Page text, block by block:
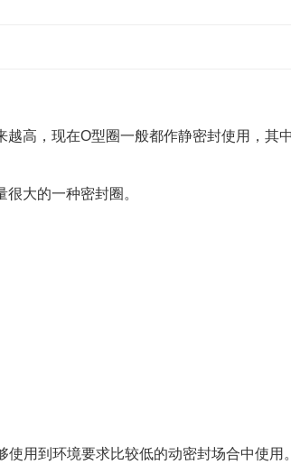
高，现在O型圈一般都作静密封使用，其
大的一种密封圈。
使用到环境要求比较低的动密封场合中使用